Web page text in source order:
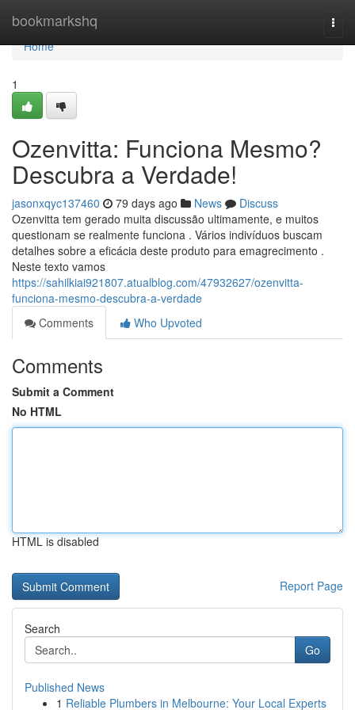
bookmarkshq
Home
Home
1
Ozenvitta: Funciona Mesmo?
Descubra a Verdade!
jasonxqyc137460 79 days ago News
Discuss
Ozenvitta tem gerado muita discussão ultimamente, e muitos
questionam se realmente funciona . Vários indivíduos buscam
detalhes sobre a eficácia deste produto para emagrecimento .
Neste texto vamos
https://sahilkiai921807.atualblog.com/47932627/ozenvitta-
funciona-mesmo-descubra-a-verdade
Comments
Who Upvoted
Comments
Submit a Comment
No HTML
HTML is disabled
Report Page
Search
Go
Published News
1 Reliable Plumbers in Melbourne: Your Local Experts